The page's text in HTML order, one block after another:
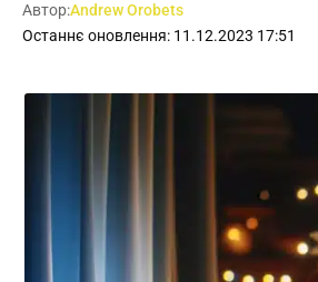
Останнє оновлення: 11.12.2023 17:51
Автор:Andrew Orobets